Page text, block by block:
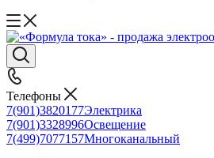
Телефоны
7(901)3820177Электрика
7(901)3328996Освещение
7(499)7077157Многоканальный